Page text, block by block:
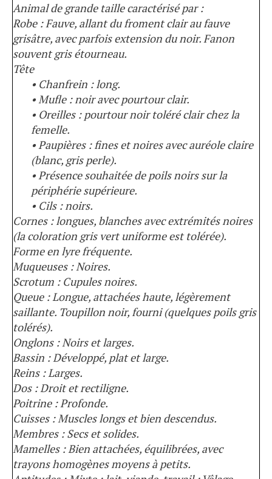
Animal de grande taille caractérisé par :
Robe : Fauve, allant du froment clair au fauve
grisâtre, avec parfois extension du noir. Fanon
souvent gris étourneau.
Tête
• Chanfrein : long.
• Mufle : noir avec pourtour clair.
• Oreilles : pourtour noir toléré clair chez la
femelle.
• Paupières : fines et noires avec auréole claire
(blanc, gris perle).
• Présence souhaitée de poils noirs sur la
périphérie supérieure.
• Cils : noirs.
Cornes : longues, blanches avec extrémités noires
(la coloration gris vert uniforme est tolérée).
Forme en lyre fréquente.
Muqueuses : Noires.
Scrotum : Cupules noires.
Queue : Longue, attachées haute, légèrement
saillante. Toupillon noir, fourni (quelques poils gris
tolérés).
Onglons : Noirs et larges.
Bassin : Développé, plat et large.
Reins : Larges.
Dos : Droit et rectiligne.
Poitrine : Profonde.
Cuisses : Muscles longs et bien descendus.
Membres : Secs et solides.
Mamelles : Bien attachées, équilibrées, avec
trayons homogènes moyens à petits.